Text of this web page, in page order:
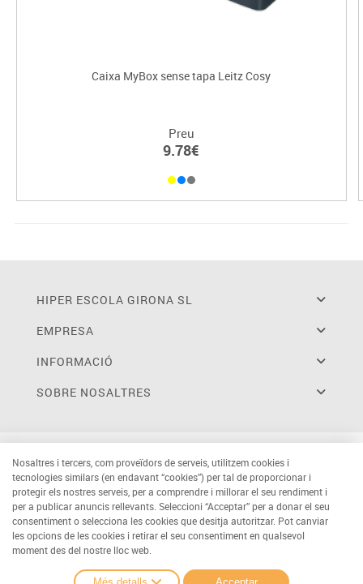
Caixa MyBox sense tapa Leitz Cosy
Preu
9.78€
HIPER ESCOLA GIRONA SL
EMPRESA
INFORMACIÓ
SOBRE NOSALTRES
Nosaltres i tercers, com proveïdors de serveis, utilitzem cookies i
tecnologies similars (en endavant “cookies”) per tal de proporcionar i
protegir els nostres serveis, per a comprendre i millorar el seu rendiment i
per a publicar anuncis rellevants. Seleccioni “Acceptar” per a donar el seu
consentiment o selecciona les cookies que desitja autoritzar. Pot canviar
les opcions de les cookies i retirar el seu consentiment en qualsevol
moment des del nostre lloc web.
Més detalls Acceptar